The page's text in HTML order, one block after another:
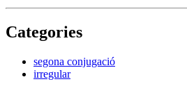
Categories
segona conjugació
irregular